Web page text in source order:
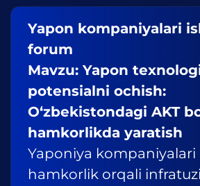
Yapon kompaniyalari
forum
Mavzu: Yapon
potensialni ochish:
O‘zbekistondagi AKT
hamkorlikda yaratish
Yaponiya kompaniyalari
hamkorlik orqali